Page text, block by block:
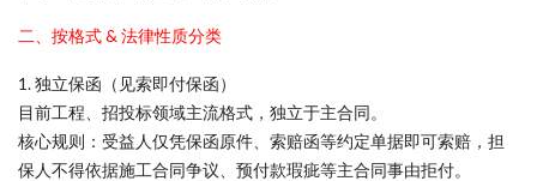
二、按格式 & 法律性质分类
1. 独立保函（见索即付保函）
目前工程、招投标领域主流格式，独立于主合同。
核心规则：受益人仅凭保函原件、索赔函等约定单据即可索赔，担
保人不得依据施工合同争议、预付款瑕疵等主合同事由拒付。